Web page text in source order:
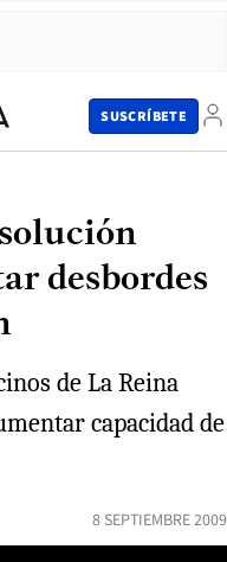
SUSCRÍBETE
desbordes
de La Reina
capacidad de
8 SEPTIEMBRE 2009